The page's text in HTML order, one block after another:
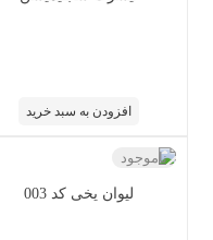
افزودن به سبد خرید
لیوان یخی کد 003
ناموجود